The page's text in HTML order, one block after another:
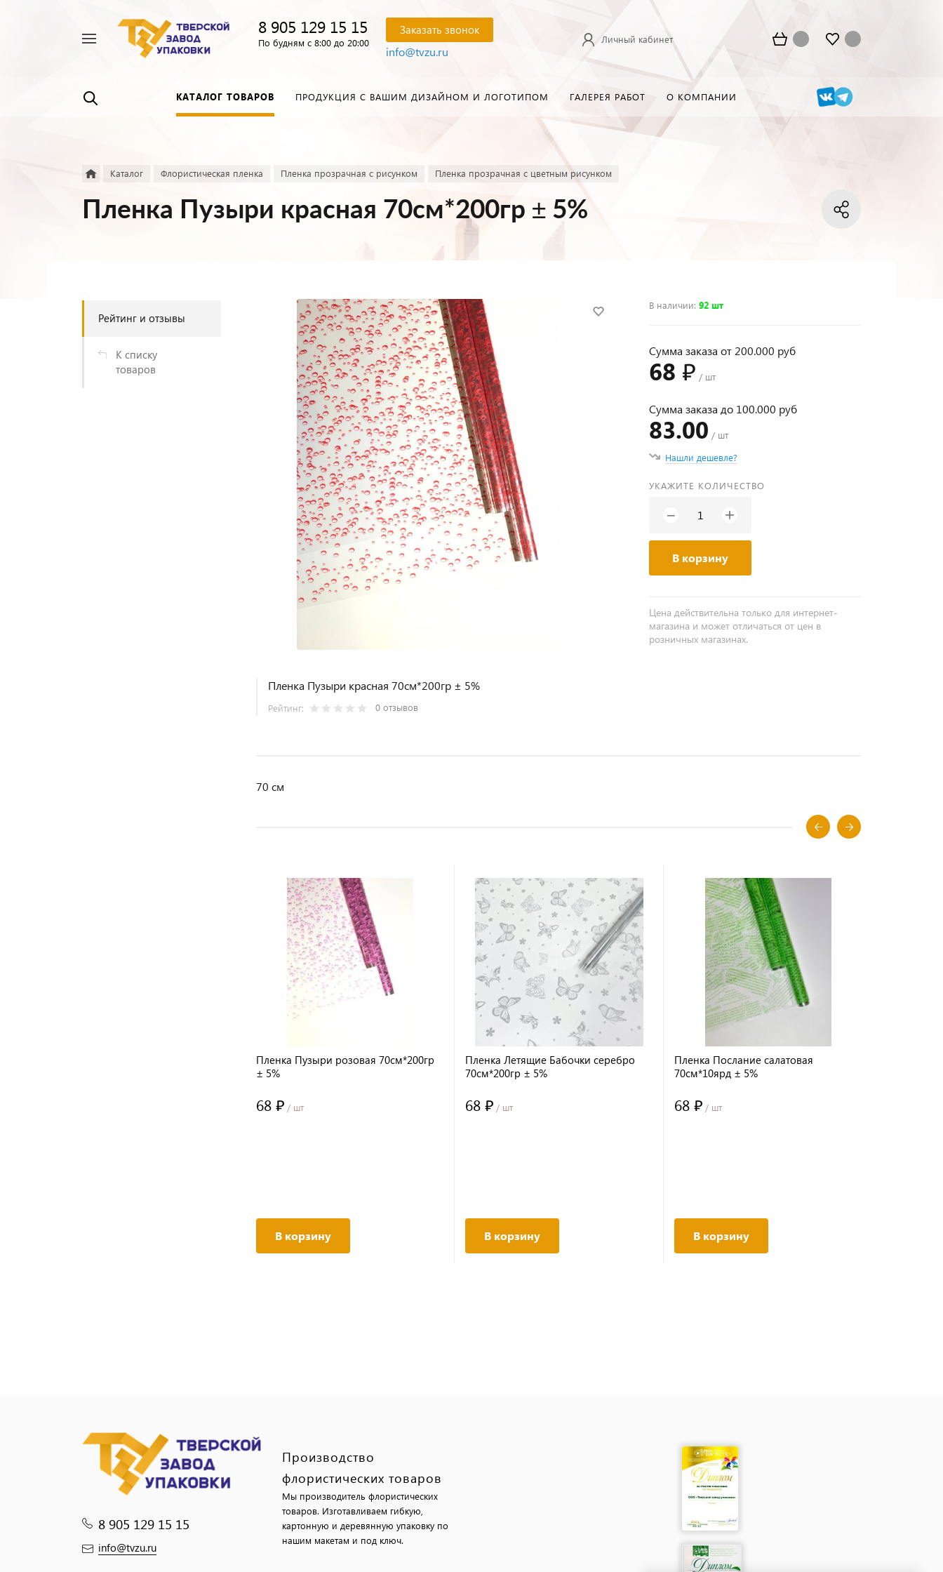
8 905 129 15 15
По будням с 8:00 до 20:00
Заказать звонок
info@tvzu.ru
Личный кабинет
КАТАЛОГ ТОВАРОВ ПРОДУКЦИЯ С ВАШИМ ДИЗАЙНОМ И ЛОГОТИПОМ ГАЛЕРЕЯ РАБОТ О КОМПАНИИ
Каталог Флористическая пленка Пленка прозрачная с рисунком Пленка прозрачная с цветным рисунком
Пленка Пузыри красная 70см*200гр ± 5%
Рейтинг и отзывы
К списку
товаров
Пленка Пузыри красная 70см*200гр ± 5%
Рейтинг: 0 отзывов
В наличии:92 шт
Сумма заказа от 200.000 руб
68 ₽ / шт
Сумма заказа до 100.000 руб
83.00 / шт
Нашли дешевле?
УКАЖИТЕ КОЛИЧЕСТВО
− +
В корзину
Цена действительна только для интернет-
магазина и может отличаться от цен в
розничных магазинах.
70 см
Пленка Пузыри розовая 70см*200гр
± 5%
68 ₽ / шт
В корзину
Пленка Летящие Бабочки серебро
70см*200гр ± 5%
68 ₽ / шт
В корзину
Пленка Послание салатовая
70см*10ярд ± 5%
68 ₽ / шт
В корзину
8 905 129 15 15
info@tvzu.ru
Производство
флористических товаров
Мы производитель флористических
товаров. Изготавливаем гибкую,
картонную и деревянную упаковку по
нашим макетам и под ключ.